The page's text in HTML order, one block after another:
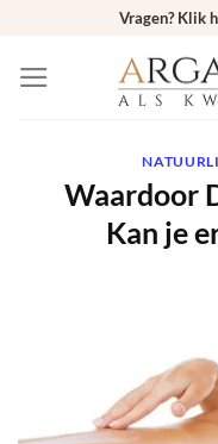
inhoud
Vragen? Klik
Waardoor
Kan je